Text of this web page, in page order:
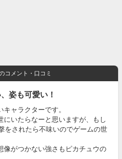
コメント・口コミ
姿も可愛い！
ャラクターです。
にいたらなーと思いますが、もし
をされたら不味いのでゲームの世
像がつかない強さもピカチュウの